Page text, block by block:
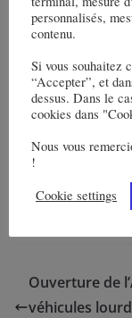
1 du Nouveau
à VINCI
Ouverture de
véhicules
personnalisés,
contenu.
Si vous souhaitez
“Accepter”, et
dessus. Dans le
cookies dans
Nous vous
!
Cookie settings